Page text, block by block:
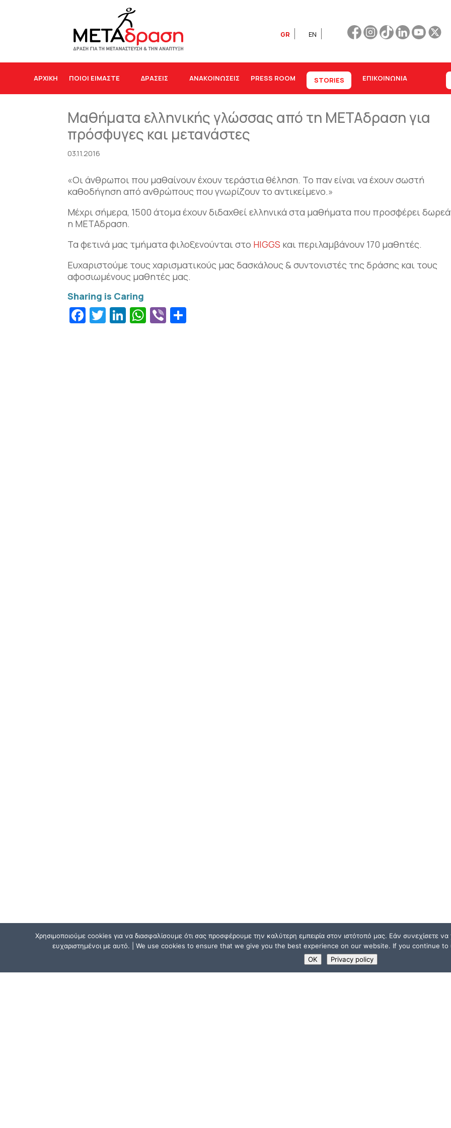
GR EN
ΑΡΧΙΚΉ ΠΟΙΟΙ ΕΙΜΑΣΤΕ ΔΡΆΣΕΙΣ ΑΝΑΚΟΙΝΩΣΕΙΣ PRESS ROOM STORIES ΕΠΙΚΟΙΝΩΝΊΑ
Μαθήματα ελληνικής γλώσσας από τη ΜΕΤΑδραση για
πρόσφυγες και μετανάστες
03.11.2016
«Οι άνθρωποι που μαθαίνουν έχουν τεράστια θέληση. Το παν είναι να έχουν σωστή
καθοδήγηση από ανθρώπους που γνωρίζουν το αντικείμενο.»
Μέχρι σήμερα, 1500 άτομα έχουν διδαχθεί ελληνικά στα μαθήματα που προσφέρει
η ΜΕΤΑδραση.
Τα φετινά μας τμήματα φιλοξενούνται στο HIGGS και περιλαμβάνουν 170 μαθητές.
Ευχαριστούμε τους χαρισματικούς μας δασκάλους & συντονιστές της δράσης και τους
αφοσιωμένους μαθητές μας.
Facebook
Twitter
LinkedIn
WhatsApp
Viber
Χρησιμοποιούμε cookies για να διασφαλίσουμε ότι σας προσφέρουμε την καλύτερη εμπειρία στον ιστότοπό μας. Εάν συνεχίσετε να
ευχαριστημένοι με αυτό. | We use cookies to ensure that we give you the best experience on our website. If you continue
OK
Privacy policy